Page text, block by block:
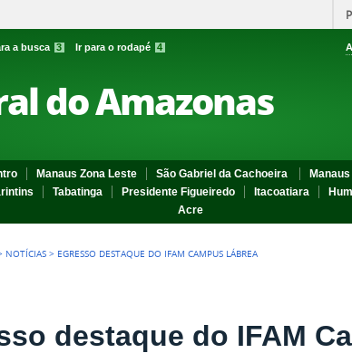
a busca 3 Ir para o rodapé 4
do Amazonas
Manaus Zona Leste São Gabriel da Cachoeira
Tabatinga Presidente Figueiredo Itacoatiara
Acre
NOTÍCIAS > EGRESSO DESTAQUE DO IFAM CAMPUS LÁBREA
destaque do IFAM